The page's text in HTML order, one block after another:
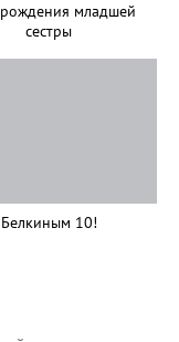
младшей
сестры
Белкиным 10!